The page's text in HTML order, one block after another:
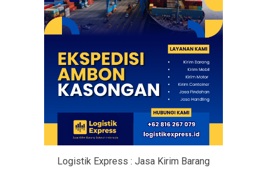
Logistik Express : Jasa Kirim Barang